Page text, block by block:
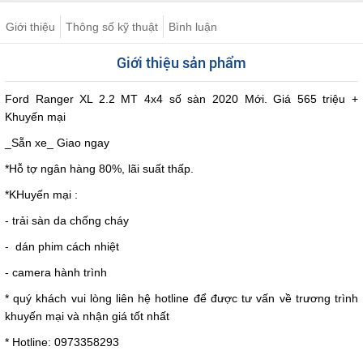
Giới thiệu Thông số kỹ thuật Bình luận
Giới thiệu sản phẩm
Ford Ranger XL 2.2 MT 4x4 số sàn 2020 Mới. Giá 565 triệu +
Khuyến mại
_Sẵn xe_ Giao ngay
*Hỗ tợ ngân hàng 80%, lãi suất thấp.
*KHuyến mại :
- trải sàn da chống cháy
- dán phim cách nhiệt
- camera hành trình
* quý khách vui lòng liên hệ hotline để được tư vấn về trương trình
khuyến mại và nhận giá tốt nhất
* Hotline: 0973358293